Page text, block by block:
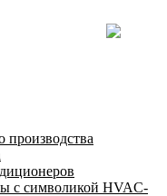
производства
с символикой HVAC-